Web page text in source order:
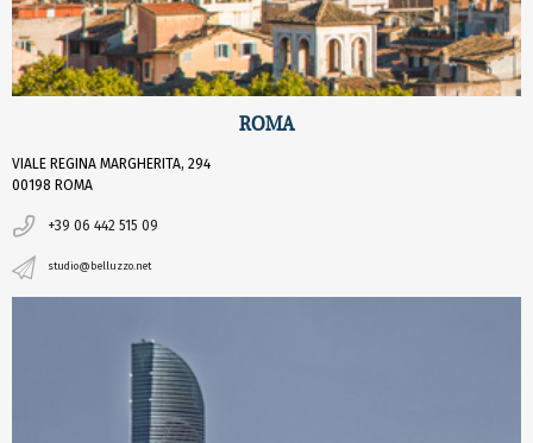
ROMA
VIALE REGINA MARGHERITA, 294
00198 ROMA
+39 06 442 515 09
studio@belluzzo.net